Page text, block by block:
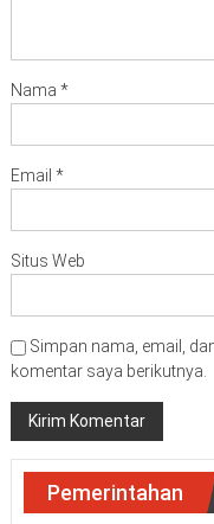
Nama *
Email *
Situs Web
Simpan nama, email,
komentar saya berikutnya.
Pemerintahan